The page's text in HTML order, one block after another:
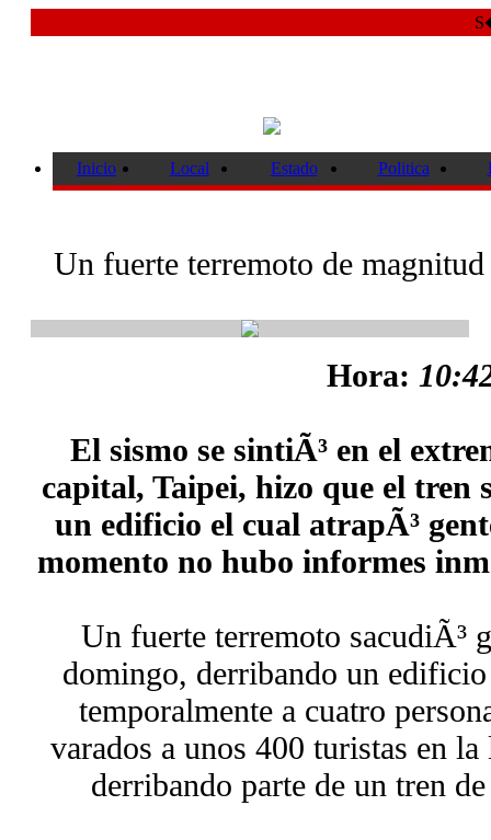
Inicio Local Estado Politica
Un fuerte terremoto de
Hora:
El sismo se sintiÃ³ en el
capital, Taipei, hizo que el tren
un edificio el cual atrapÃ³
momento no hubo informes
Un fuerte terremoto sacudiÃ³
domingo, derribando un
temporalmente a cuatro
varados a unos 400 turistas en
derribando parte de un tren